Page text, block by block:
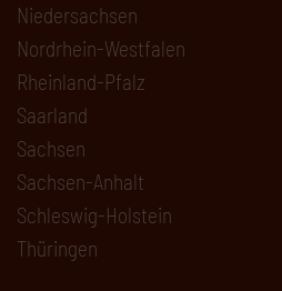
Niedersachsen
Nordrhein-Westfalen
Rheinland-Pfalz
Saarland
Sachsen
Sachsen-Anhalt
Schleswig-Holstein
Thüringen